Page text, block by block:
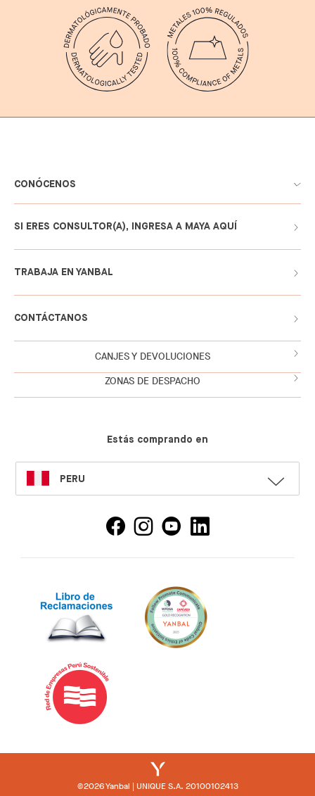
CONÓCENOS
SI ERES CONSULTOR(A), INGRESA A MAYA AQUÍ
TRABAJA EN YANBAL
CONTÁCTANOS
CANJES Y DEVOLUCIONES
ZONAS DE DESPACHO
Estás comprando en
SELECT
LANGUAGE
PERU
©2026 Yanbal | UNIQUE S.A. 20100102413